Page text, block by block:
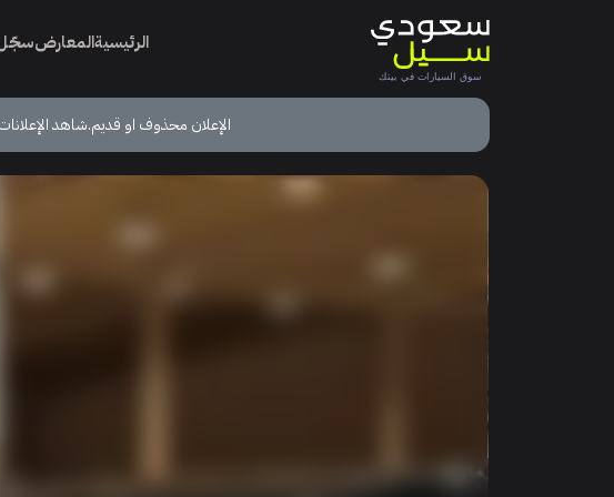
الرئيسيةالمعارض
الإعلان محذوف او قديم.شاهد